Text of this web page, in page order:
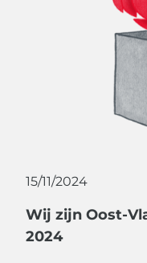
15/11/2024
Wij zijn Oost-
2024